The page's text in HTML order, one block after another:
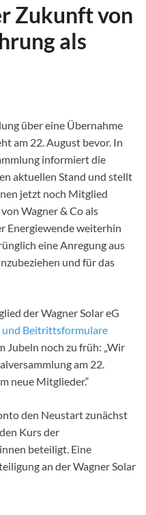
Zukunft von
als
über eine Übernahme
am 22. August bevor. In
informiert die
aktuellen Stand und stellt
jetzt noch Mitglied
Wagner & Co als
Energiewende weiterhin
eine Anregung aus
und für das
der Wagner Solar eG
Beitrittsformulare
Jubeln noch zu früh: „Wir
am 22.
neue Mitglieder.“
den Neustart zunächst
Kurs der
beteiligt. Eine
an der Wagner Solar